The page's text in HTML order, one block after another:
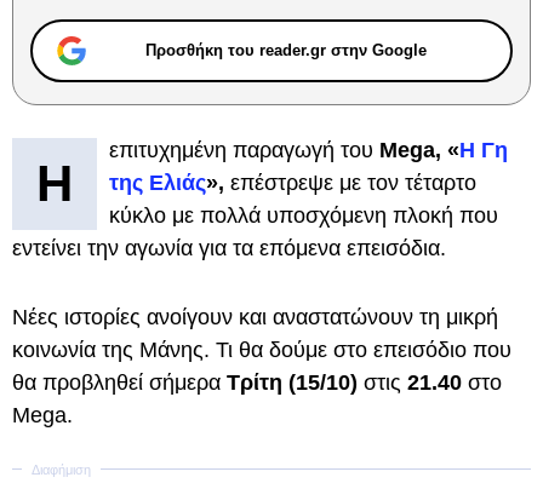
Προσθήκη του reader.gr στην Google
Η
επιτυχημένη παραγωγή του Mega, «Η Γη
της Ελιάς», επέστρεψε με τον τέταρτο
κύκλο με πολλά υποσχόμενη πλοκή που
εντείνει την αγωνία για τα επόμενα επεισόδια.
Νέες ιστορίες ανοίγουν και αναστατώνουν τη μικρή
κοινωνία της Μάνης. Τι θα δούμε στο επεισόδιο που
θα προβληθεί σήμερα Τρίτη (15/10) στις 21.40 στο
Mega.